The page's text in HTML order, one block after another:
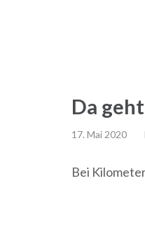
Da
17. Mai 2020
Bei